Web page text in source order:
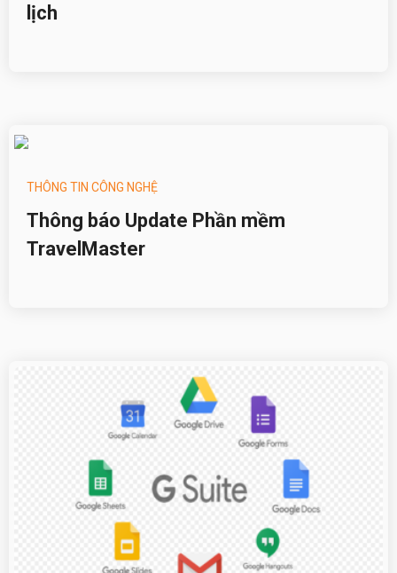
lịch
THÔNG TIN CÔNG NGHỆ
Thông báo Update Phần mềm
TravelMaster